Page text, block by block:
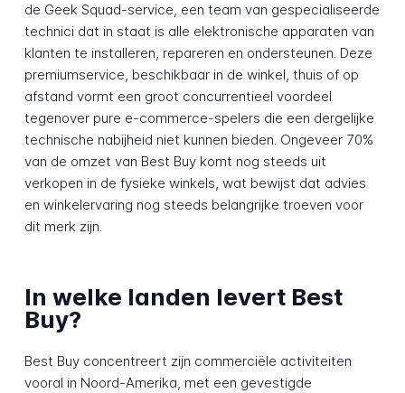
de Geek Squad-service, een team van gespecialiseerde
technici dat in staat is alle elektronische apparaten van
klanten te installeren, repareren en ondersteunen. Deze
premiumservice, beschikbaar in de winkel, thuis of op
afstand vormt een groot concurrentieel voordeel
tegenover pure e-commerce-spelers die een dergelijke
technische nabijheid niet kunnen bieden. Ongeveer 70%
van de omzet van Best Buy komt nog steeds uit
verkopen in de fysieke winkels, wat bewijst dat advies
en winkelervaring nog steeds belangrijke troeven voor
dit merk zijn.
In welke landen levert Best
Buy?
Best Buy concentreert zijn commerciële activiteiten
vooral in Noord-Amerika, met een gevestigde